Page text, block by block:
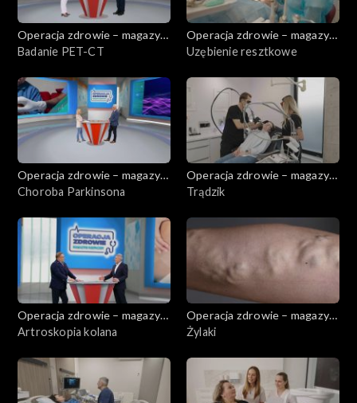
Operacja zdrowie – magazyn
medyczny
Badanie PET-CT
Operacja zdrowie – magazyn
medyczny
Uzębienie resztkowe
Operacja zdrowie – magazyn
medyczny
Choroba Parkinsona
Operacja zdrowie – magazyn
medyczny
Trądzik
Operacja zdrowie – magazyn
medyczny
Artroskopia kolana
Operacja zdrowie – magazyn
medyczny
Żylaki